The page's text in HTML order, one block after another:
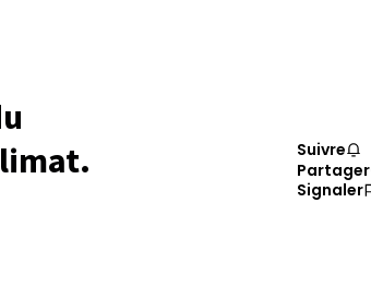
Suivre
Partager
Signaler